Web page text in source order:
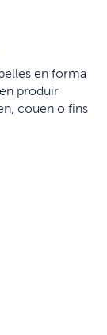
en forma
produir
couen o fins